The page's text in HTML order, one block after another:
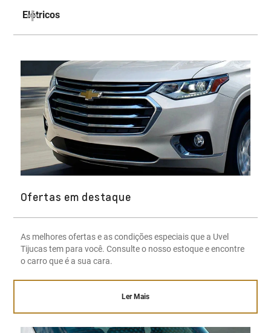
Elétricos
Ofertas em destaque
As melhores ofertas e as condições especiais que a Uvel
Tijucas tem para você. Consulte o nosso estoque e encontre
o carro que é a sua cara.
Ler Mais